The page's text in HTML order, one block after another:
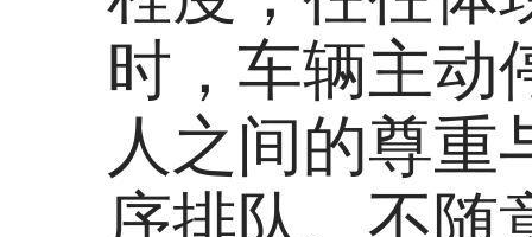
时，车辆主动
人之间的尊
序排队、不随